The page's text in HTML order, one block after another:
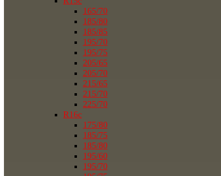
165/70
185/80
185/85
195/70
195/75
205/65
205/70
215/65
215/70
225/70
R16c
175/80
185/75
185/80
195/60
195/70